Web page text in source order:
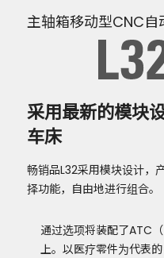
主轴箱移动型CNC自
采用最新的模块
车床
畅销品L32采用模块设计，
择功能，自由地进行组合。
通过选项将装配了ATC
上。以医疗零件为代表